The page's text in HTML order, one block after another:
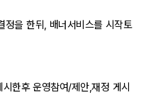
정을 한뒤, 배너서비스를 시작토
한후 운영참여/제안,재정 게시